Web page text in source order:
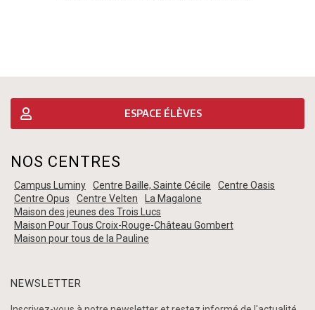
ESPACE ÉLÈVES
NOS CENTRES
Campus Luminy Centre Baille, Sainte Cécile
Centre Oasis
Centre Opus
Centre Velten
La Magalone
Maison des jeunes des Trois Lucs
Maison Pour Tous Croix-Rouge-Château Gombert
Maison pour tous de la Pauline
NEWSLETTER